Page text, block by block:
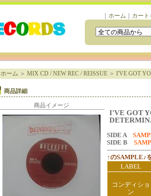
ホーム カート
ホーム ＞ MIX CD / NEW REC / REISSUE＞ I'VE GOT
商品詳細
商品イメージ
I'VE GOT
SIDE A
SIDE B
↑のSAMPLE♪
LABEL
コンディショ
ン